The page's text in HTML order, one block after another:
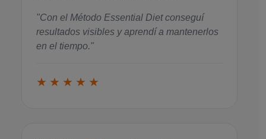
"Con el Método Essential Diet conseguí
resultados visibles y aprendí a mantenerlos
en el tiempo."
★★★★★